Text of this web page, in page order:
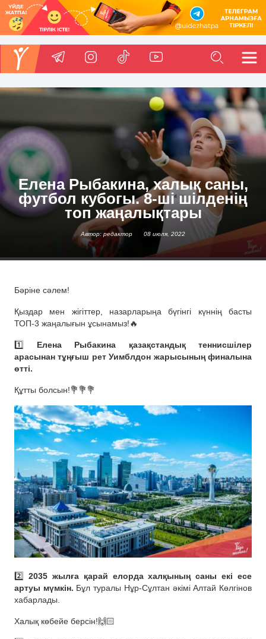
Елена Рыбакина, халық саны,
футбол кубогы. 8-ші шілденің
топ жаңалықтары
Автор: редактор 08 июля, 2022
Бәріне сәлем!
Қыздар мен жігіттер, назарларыңа бүгінгі күннің басты
ТОП-3 жаңалығын ұсынамыз!🔥
1️⃣ Елена Рыбакина қазақстандық теннисшілер
арасынан тұңғыш рет Уимблдон жарысының финалына
өтті.
Құтты болсын!💐💐💐
2️⃣ 2035 жылға қарай елорда халқының саны екі есе
артуы мүмкін. Бұл туралы Нұр-Сұлтан әкімі Алтай Көлгінов
хабарлады.
Халық көбейе берсін!🙌🏻